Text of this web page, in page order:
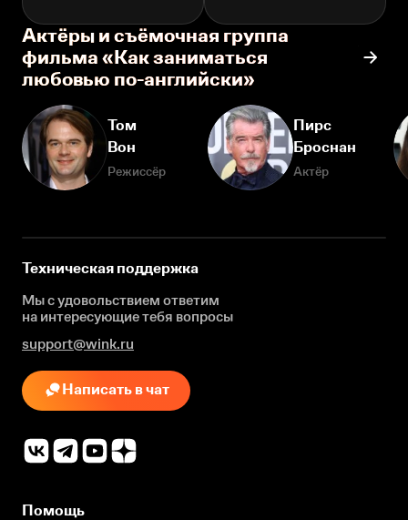
Актёры и съёмочная группа
фильма «Как заниматься
любовью по-английски»
Том
Вон
Режиссёр
Пирс
Броснан
Актёр
Техническая поддержка
Мы с удовольствием ответим
на интересующиетебя вопросы
support@wink.ru
Написать в чат
Помощь